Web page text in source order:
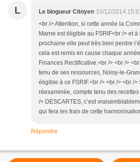
L Le blogueur Citoyen 15/12/2014
<br /> Attention, si cette année la
Marne est éligible au FSRIF<br /> et à
prochaine elle peut très bien perdre
cela est remis en cause chaque
Finances Rectificative.<br /> <br />
tenu de ses ressources, Noisy-le-
éligible à ce FSRIF.<br /> <br /> <br />
réexaminée, compte tenu des
/> DESCARTES, c’est
qui fera les frais de cette
Répondre